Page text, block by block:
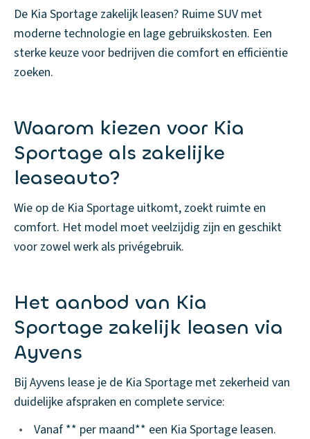
De Kia Sportage zakelijk leasen? Ruime SUV met
moderne technologie en lage gebruikskosten. Een
sterke keuze voor bedrijven die comfort en efficiëntie
zoeken.
Waarom kiezen voor Kia
Sportage als zakelijke
leaseauto?
Wie op de Kia Sportage uitkomt, zoekt ruimte en
comfort. Het model moet veelzijdig zijn en geschikt
voor zowel werk als privégebruik.
Het aanbod van Kia
Sportage zakelijk leasen via
Ayvens
Bij Ayvens lease je de Kia Sportage met zekerheid van
duidelijke afspraken en complete service:
•
Vanaf ** per maand** een Kia Sportage leasen.